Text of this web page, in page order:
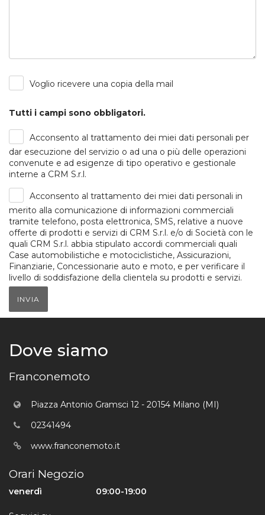
Voglio ricevere una copia della mail
Tutti i campi sono obbligatori.
Acconsento al trattamento dei miei dati personali per
dar esecuzione del servizio o ad una o più delle operazioni
convenute e ad esigenze di tipo operativo e gestionale
interne a CRM S.r.l.
Acconsento al trattamento dei miei dati personali in
merito alla comunicazione di informazioni commerciali
tramite telefono, posta elettronica, SMS, relative a nuove
offerte di prodotti e servizi di CRM S.r.l. e/o di Società con le
quali CRM S.r.l. abbia stipulato accordi commerciali quali
Case automobilistiche e motociclistiche, Assicurazioni,
Finanziarie, Concessionarie auto e moto, e per verificare il
livello di soddisfazione della clientela su prodotti e servizi.
INVIA
Dove siamo
Franconemoto
Piazza Antonio Gramsci 12 - 20154 Milano (MI)
02341494
www.franconemoto.it
Orari Negozio
venerdì 09:00-19:00